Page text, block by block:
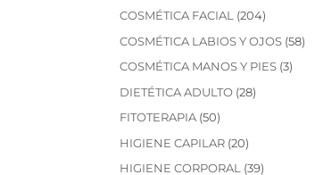
productos
COSMÉTICA FACIAL 204204
productos
COSMÉTICA LABIOS Y OJOS 5858
COSMÉTICA MANOS Y PIES 33
DIETÉTICA ADULTO 2828
FITOTERAPIA 5050
productos
HIGIENE CAPILAR 2020
productos
HIGIENE CORPORAL 3939